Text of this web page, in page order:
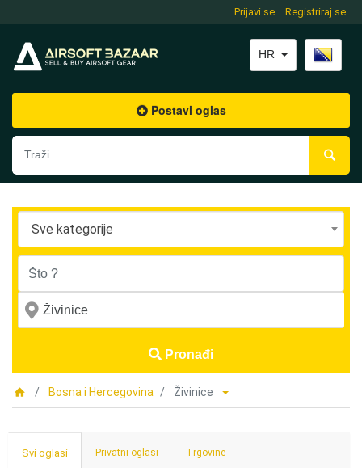
Prijavi se Registriraj se
HR
Postavi oglas
Sve kategorije
Pronađi
Bosna i Hercegovina Živinice
Svi oglasi Privatni oglasi Trgovine